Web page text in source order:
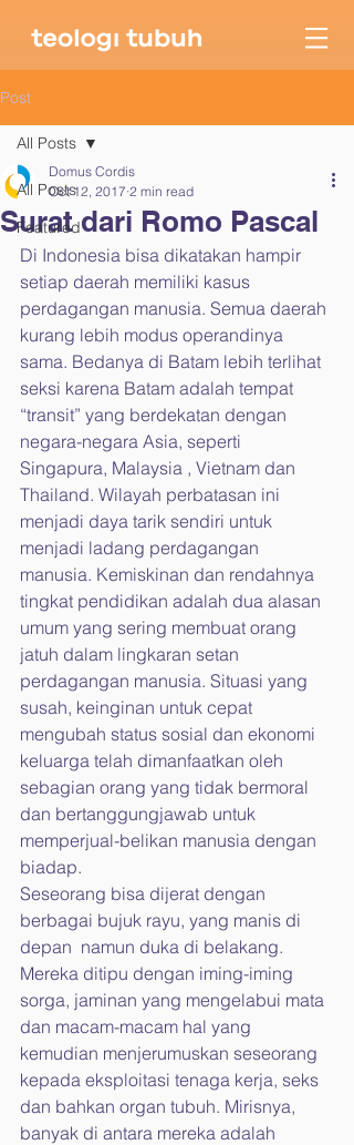
Post
All Posts
Featured
All Posts
Surat dari Romo Pascal
Domus Cordis
Oct 12, 2017 2 min read
Di Indonesia bisa dikatakan hampir
setiap daerah memiliki kasus
perdagangan manusia. Semua daerah
kurang lebih modus operandinya
sama. Bedanya di Batam lebih terlihat
seksi karena Batam adalah tempat
“transit” yang berdekatan dengan
negara-negara Asia, seperti
Singapura, Malaysia , Vietnam dan
Thailand. Wilayah perbatasan ini
menjadi daya tarik sendiri untuk
menjadi ladang perdagangan
manusia. Kemiskinan dan rendahnya
tingkat pendidikan adalah dua alasan
umum yang sering membuat orang
jatuh dalam lingkaran setan
perdagangan manusia. Situasi yang
susah, keinginan untuk cepat
mengubah status sosial dan ekonomi
keluarga telah dimanfaatkan oleh
sebagian orang yang tidak bermoral
dan bertanggungjawab untuk
memperjual-belikan manusia dengan
biadap.
Seseorang bisa dijerat dengan
berbagai bujuk rayu, yang manis di
depan  namun duka di belakang.
Mereka ditipu dengan iming-iming
sorga, jaminan yang mengelabui mata
dan macam-macam hal yang
kemudian menjerumuskan seseorang
kepada eksploitasi tenaga kerja, seks
dan bahkan organ tubuh. Mirisnya,
banyak di antara mereka adalah